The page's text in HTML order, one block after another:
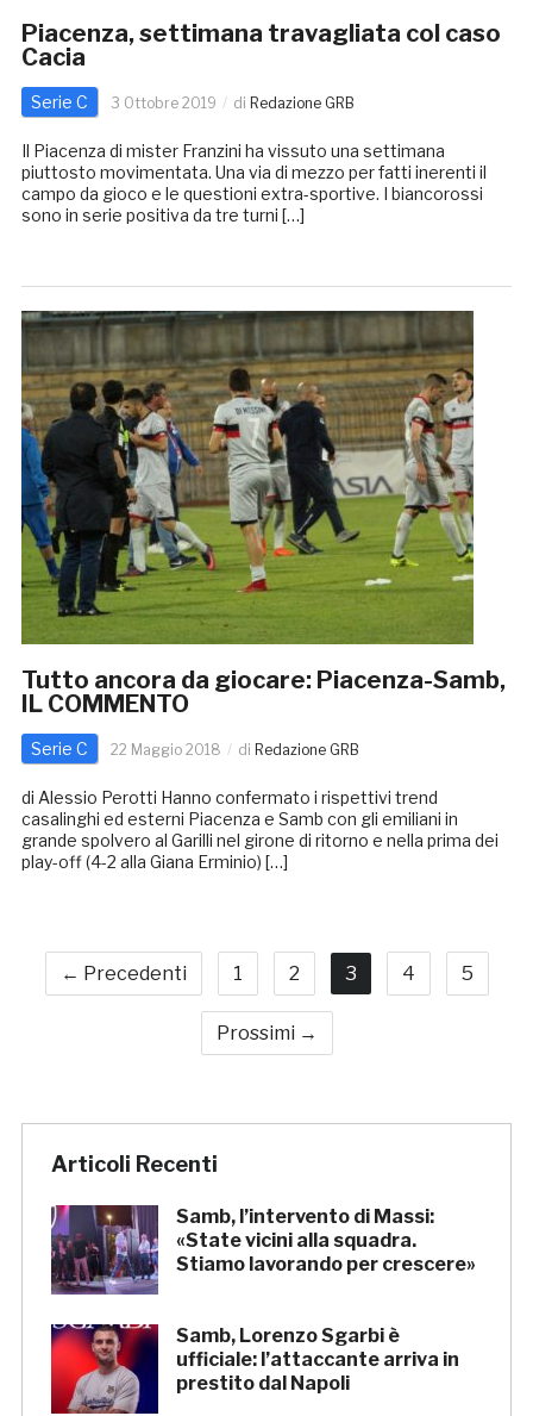
Piacenza, settimana travagliata col caso
Cacia
Serie C 3 Ottobre 2019 di Redazione GRB
Il Piacenza di mister Franzini ha vissuto una settimana
piuttosto movimentata. Una via di mezzo per fatti inerenti il
campo da gioco e le questioni extra-sportive. I biancorossi
sono in serie positiva da tre turni […]
Tutto ancora da giocare: Piacenza-Samb,
IL COMMENTO
Serie C 22 Maggio 2018 di Redazione GRB
di Alessio Perotti Hanno confermato i rispettivi trend
casalinghi ed esterni Piacenza e Samb con gli emiliani in
grande spolvero al Garilli nel girone di ritorno e nella prima dei
play-off (4-2 alla Giana Erminio) […]
← Precedenti 1 2 3 4 5
Prossimi →
Articoli Recenti
Samb, l’intervento di Massi:
«State vicini alla squadra.
Stiamo lavorando per crescere»
Samb, Lorenzo Sgarbi è
ufficiale: l’attaccante arriva in
prestito dal Napoli